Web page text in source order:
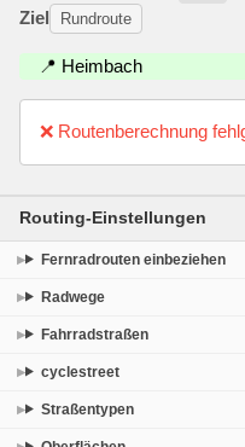
Ziel Rundroute
📍 Heimbach
❌ Routenberechnung
Routing-Einstellungen
Fernradrouten einbeziehen
Radwege
Fahrradstraßen
cyclestreet
Straßentypen